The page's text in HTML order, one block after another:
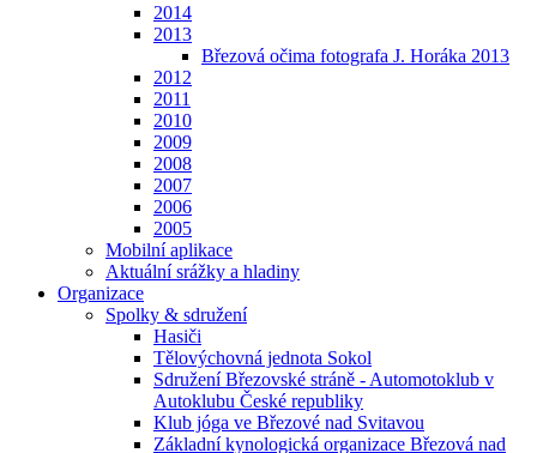
2014
2013
Březová očima fotografa J. Horáka 2013
2012
2011
2010
2009
2008
2007
2006
2005
Mobilní aplikace
Aktuální srážky a hladiny
Organizace
Spolky & sdružení
Hasiči
Tělovýchovná jednota Sokol
Sdružení Březovské stráně - Automotoklub v
Autoklubu České republiky
Klub jóga ve Březové nad Svitavou
Základní kynologická organizace Březová nad